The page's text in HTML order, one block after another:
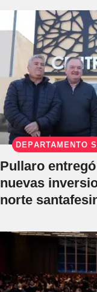
DEPARTAMENTO
Pullaro
nuevas
norte